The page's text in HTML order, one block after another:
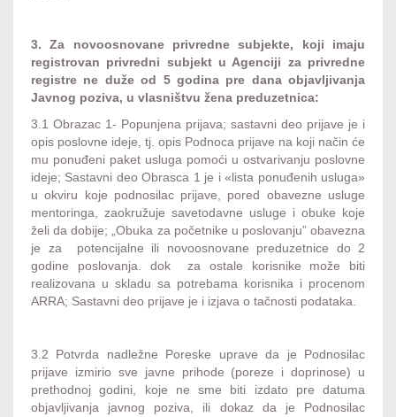
3. Za novoosnovane privredne subjekte, koji imaju
registrovan privredni subjekt u Agenciji za privredne
registre ne duže od 5 godina pre dana objavljivanja
Javnog poziva, u vlasništvu žena preduzetnica:
3.1 Obrazac 1- Popunjena prijava; sastavni deo prijave je i
opis poslovne ideje, tj. opis Podnoca prijave na koji način će
mu ponuđeni paket usluga pomoći u ostvarivanju poslovne
ideje; Sastavni deo Obrasca 1 je i «lista ponuđenih usluga»
u okviru koje podnosilac prijave, pored obavezne usluge
mentoringa, zaokružuje savetodavne usluge i obuke koje
želi da dobije; „Obuka za početnike u poslovanju” obavezna
je za potencijalne ili novoosnovane preduzetnice do 2
godine poslovanja. dok za ostale korisnike može biti
realizovana u skladu sa potrebama korisnika i procenom
ARRA; Sastavni deo prijave je i izjava o tačnosti podataka.
3.2 Potvrda nadležne Poreske uprave da je Podnosilac
prijave izmirio sve javne prihode (poreze i doprinose) u
prethodnoj godini, koje ne sme biti izdato pre datuma
objavljivanja javnog poziva, ili dokaz da je Podnosilac